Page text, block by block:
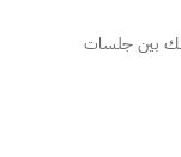
بين جلسات